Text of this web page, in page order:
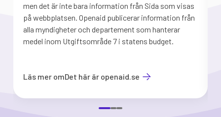
men det är inte bara information från Sida som visas
på webbplatsen. Openaid publicerar information från
alla myndigheter och departement som hanterar
medel inom Utgiftsområde 7 i statens budget.
Läs mer omDet här är openaid.se